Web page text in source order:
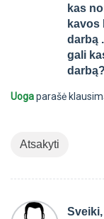
kas
kavos
darbą
gali
darbą?
Uogaparašė
Atsakyti